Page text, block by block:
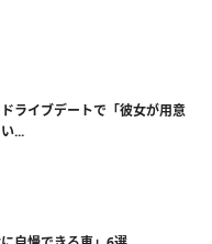
ライブデートで「彼女が用意
...